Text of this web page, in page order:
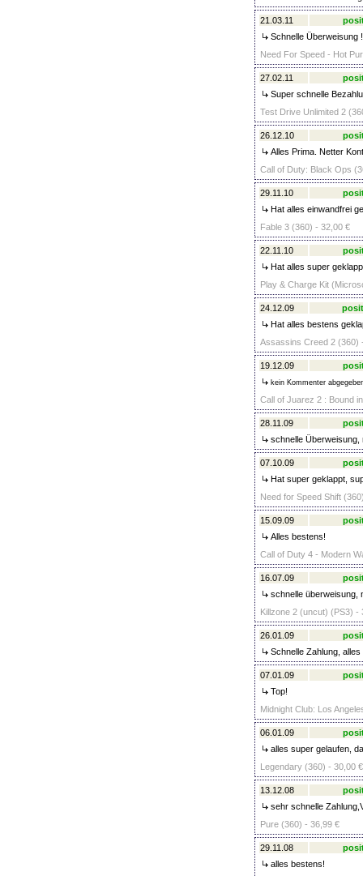
21.03.11
Schnelle Überweisung
Need For Speed - Hot
27.02.11
Super schnelle
Test Drive Unlimited 2
26.12.10
Alles Prima. Netter
Call of Duty: Black Ops
29.11.10
Hat alles einwandfrei
Fable 3 (360) - 32,00 €
22.11.10
Hat alles super
Play & Charge Kit
24.12.09
Hat alles bestens
Assassins Creed 2 (360)
19.12.09
kein Kommenter
Call of Juarez 2 : Bound
28.11.09
schnelle Überweisung,
07.10.09
Hat super geklappt,
Need for Speed Shift
15.09.09
Alles bestens!
Call of Duty 4 - Modern
16.07.09
schnelle überweisung,
Killzone 2 (uncut) (PS3) -
26.01.09
Schnelle Zahlung, alles
07.01.09
Top!
Midnight Club: Los
06.01.09
alles super gelaufen,
Legendary (360) - 30,00 €
13.12.08
sehr schnelle
Pure (360) - 36,99 €
29.11.08
alles bestens!